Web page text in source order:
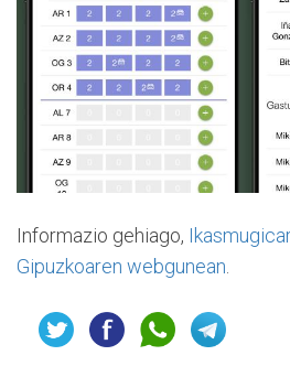
Informazio gehiago,
Gipuzkoaren webgunean